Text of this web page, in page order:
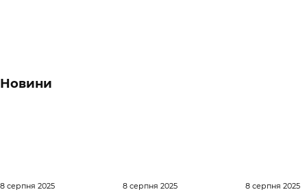
Новини
8 серпня 2025 8 серпня 2025 8 серпня 2025